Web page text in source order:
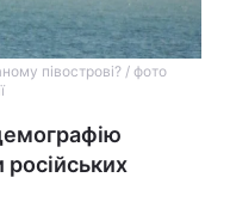
півострові? / фото
російських